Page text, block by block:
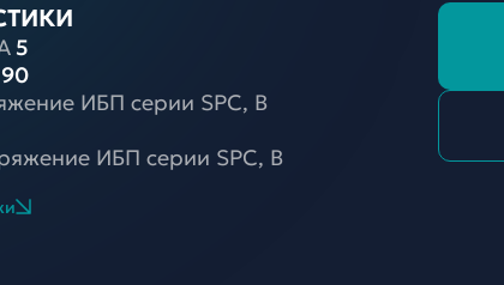
5
90
ИБП серии SPC, В
ИБП серии SPC, В